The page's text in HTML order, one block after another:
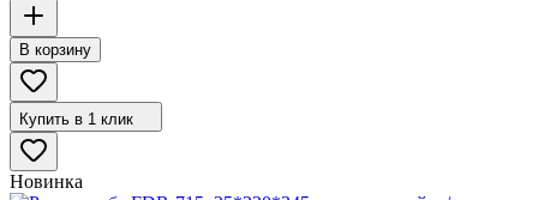
В корзину
Купить в 1 клик
Новинка